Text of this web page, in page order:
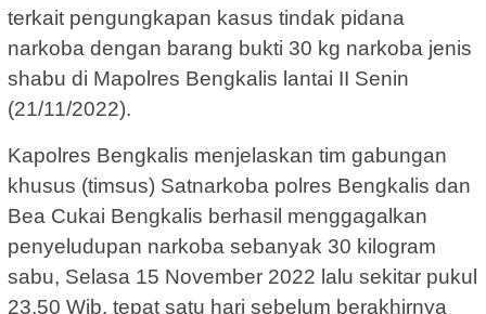
terkait pengungkapan kasus tindak pidana
narkoba dengan barang bukti 30 kg narkoba jenis
shabu di Mapolres Bengkalis lantai II Senin
(21/11/2022).
Kapolres Bengkalis menjelaskan tim gabungan
khusus (timsus) Satnarkoba polres Bengkalis dan
Bea Cukai Bengkalis berhasil menggagalkan
penyeludupan narkoba sebanyak 30 kilogram
sabu, Selasa 15 November 2022 lalu sekitar pukul
23.50 Wib, tepat satu hari sebelum berakhirnya